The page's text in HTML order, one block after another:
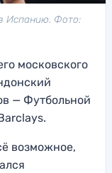
Испанию. Фото:
московского
— Футбольной
возможное,